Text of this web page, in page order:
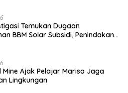
Temukan Dugaan
BBM Solar Subsidi, Penindakan
Mine Ajak Pelajar Marisa Jaga
Lingkungan